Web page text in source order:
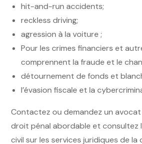
hit-and-run accidents;
reckless driving;
agression à la voiture ;
Pour les crimes financiers et
comprennent la fraude et le
détournement de fonds et
l’évasion fiscale et la
Contactez ou demandez un avocat
droit pénal abordable et consultez
civil sur les services juridiques de la